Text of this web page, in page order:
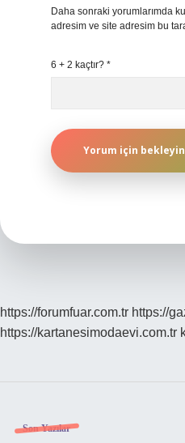
Daha sonraki yorumlarımda
adresim ve site adresim bu
6 + 2 kaçtır? *
https://forumfuar.com.tr https://
https://kartanesimodaevi.com.tr
Son Yazılar